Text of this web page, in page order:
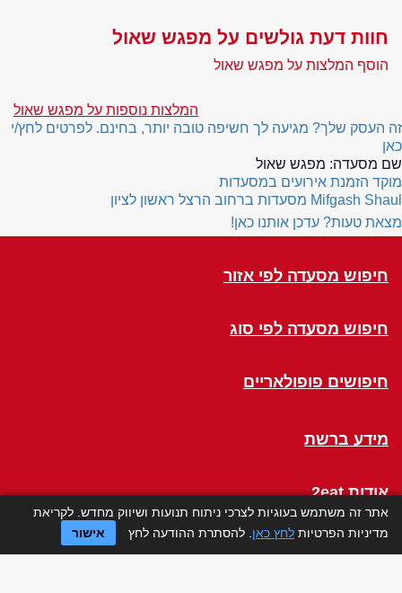
חוות דעת גולשים על מפגש שאול
הוסף המלצות על מפגש שאול
המלצות נוספות על מפגש שאול
זה העסק שלך? מגיעה לך חשיפה טובה יותר, בחינם. לפרטים לחץ/י
כאן
שם מסעדה: מפגש שאול
מוקד הזמנת אירועים במסעדות
Mifgash Shaul מסעדות ברחוב הרצל ראשון לציון
מצאת טעות? עדכן אותנו כאן!
חיפוש מסעדה לפי אזור
חיפוש מסעדה לפי סוג
חיפושים פופולאריים
מידע ברשת
אודות 2eat
Click a Table
אתר זה משתמש בעוגיות לצרכי ניתוח תנועות ושיווק מחדש. לקריאת
מדיניות הפרטיות לחץ כאן . להסתרת ההודעה לחץ אישור